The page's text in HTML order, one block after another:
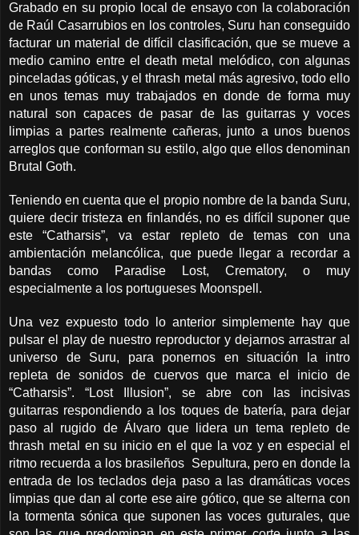
Grabado en su propio local de ensayo con la colaboración
de Raúl Casarrubios en los controles, Suru han conseguido
facturar un material de difícil clasificación, que se mueve a
medio camino entre el death metal melódico, con algunas
pinceladas góticas, y el thrash metal más agresivo, todo ello
en unos temas muy trabajados en donde de forma muy
natural son capaces de pasar de las guitarras y voces
limpias a partes realmente cañeras, junto a unos buenos
arreglos que conforman su estilo, algo que ellos denominan
Brutal Goth.
Teniendo en cuenta que el propio nombre de la banda Suru,
quiere decir tristeza en finlandés, no es difícil suponer que
este “Catharsis”, va estar repleto de temas con una
ambientación melancólica, que puede llegar a recordar a
bandas como Paradise Lost, Crematory, o muy
especialmente a los portugueses Moonspell.
Una vez expuesto todo lo anterior simplemente hay que
pulsar el play de nuestro reproductor y dejarnos arrastrar al
universo de Suru, para ponernos en situación la intro
repleta de sonidos de cuervos que marca el inicio de
“Catharsis”. “Lost Illusion”, se abre con las incisivas
guitarras respondiendo a los toques de batería, para dejar
paso al rugido de Álvaro que lidera un tema repleto de
thrash metal en su inicio en el que la voz y en especial el
ritmo recuerda a los brasileños Sepultura, pero en donde la
entrada de los teclados deja paso a las dramáticas voces
limpias que dan al corte ese aire gótico, que se alterna con
la tormenta sónica que suponen las voces guturales, que